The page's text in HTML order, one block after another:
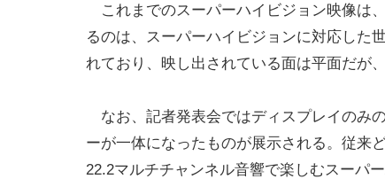
これまでのスーパーハイビジョン映像は
るのは、スーパーハイビジョンに対応した
れており、映し出されている面は平面だが
なお、記者発表会ではディスプレイのみ
ーが一体になったものが展示される。従来
22.2マルチチャンネル音響で楽しむスーパ